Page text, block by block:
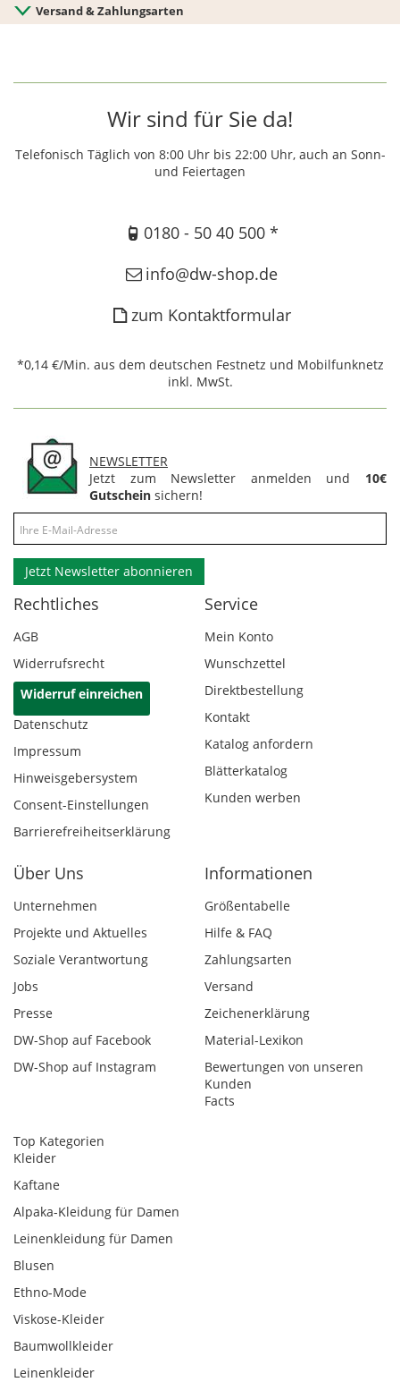
Versand & Zahlungsarten
Wir sind für Sie da!
Telefonisch Täglich von 8:00 Uhr bis 22:00 Uhr, auch an Sonn-
und Feiertagen
0180 - 50 40 500 *
info@dw-shop.de
zum Kontaktformular
*0,14 €/Min. aus dem deutschen Festnetz und Mobilfunknetz
inkl. MwSt.
NEWSLETTER
Jetzt zum Newsletter anmelden und 10€
Gutschein sichern!
Jetzt Newsletter abonnieren
Rechtliches
AGB
Widerrufsrecht
Widerruf einreichen
Datenschutz
Impressum
Hinweisgebersystem
Consent-Einstellungen
Barrierefreiheitserklärung
Service
Mein Konto
Wunschzettel
Direktbestellung
Kontakt
Katalog anfordern
Blätterkatalog
Kunden werben
Über Uns
Unternehmen
Projekte und Aktuelles
Soziale Verantwortung
Jobs
Presse
DW-Shop auf Facebook
DW-Shop auf Instagram
Informationen
Größentabelle
Hilfe & FAQ
Zahlungsarten
Versand
Zeichenerklärung
Material-Lexikon
Bewertungen von unseren
Kunden
Facts
Top Kategorien
Kleider
Kaftane
Alpaka-Kleidung für Damen
Leinenkleidung für Damen
Blusen
Ethno-Mode
Viskose-Kleider
Baumwollkleider
Leinenkleider